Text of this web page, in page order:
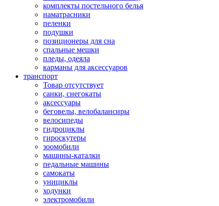
комплекты постельного белья
наматрасники
пеленки
подушки
позиционеры для сна
спальные мешки
пледы, одеяла
карманы для аксеcсуаров
транспорт
Товар отсутствует
санки, снегокаты
аксессуары
беговелы, велобалансиры
велосипеды
гидроциклы
гироскутеры
зоомобили
машины-каталки
педальные машины
самокаты
унициклы
ходунки
электромобили